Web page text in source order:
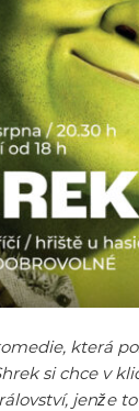
která
si chce v
jenže